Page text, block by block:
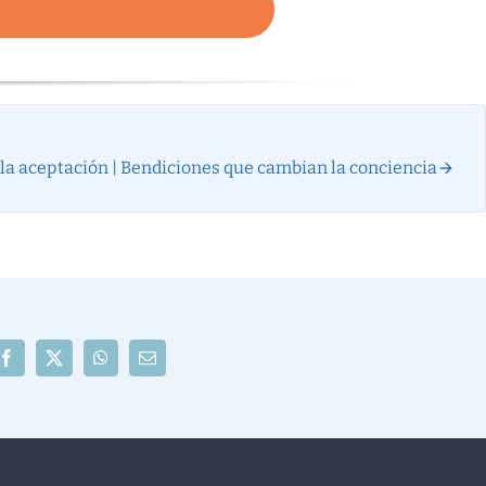
aceptación | Bendiciones que cambian la conciencia
Facebook
X WhatsAppCorreo
electrónico